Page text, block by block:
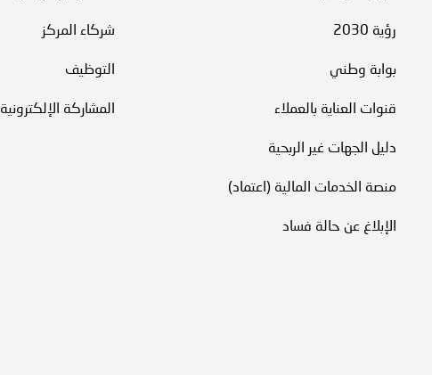
رؤية 2030
بوابة وطني
قنوات العناية بالعملاء
دليل الجهات غير الربحية
منصة الخدمات المالية (اعتماد)
الإبلاغ عن حالة فساد
شركاء المركز
التوظيف
المشاركة الإلكترونية